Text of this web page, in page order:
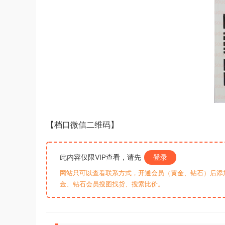
【档口微信二维码】
此内容仅限VIP查看，请先 登录
网站只可以查看联系方式，开通会员（黄金、钻石）后
金、钻石会员搜图找货、搜索比价。